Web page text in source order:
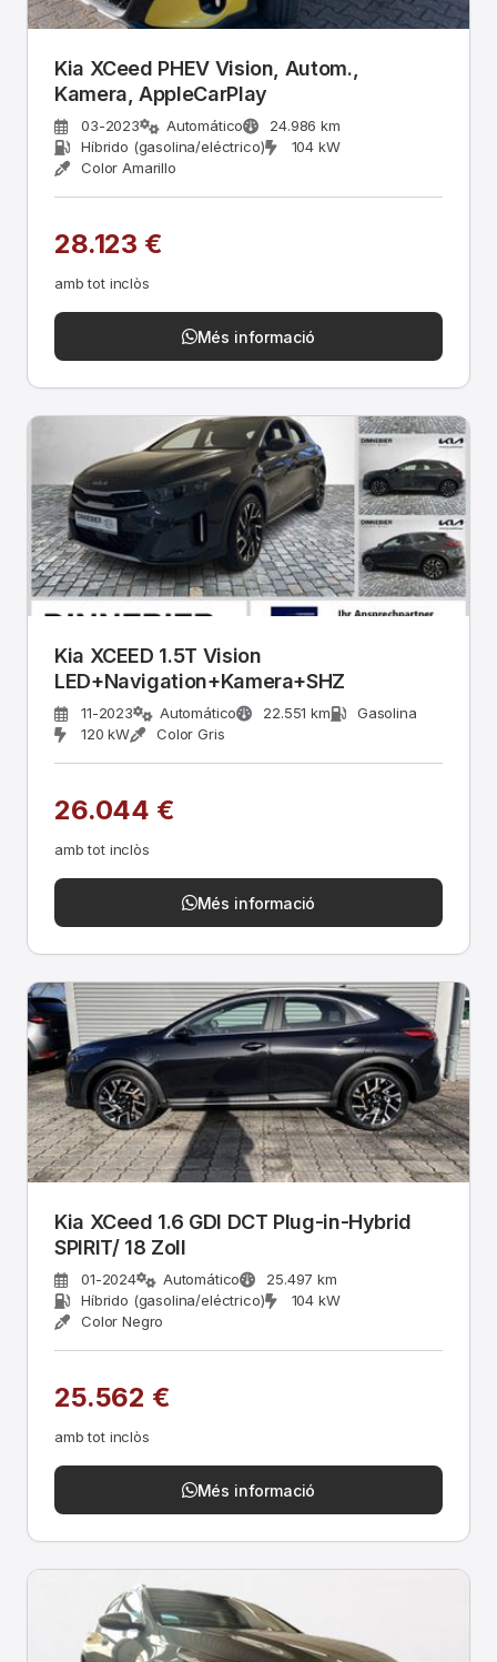
Kia XCeed PHEV Vision, Autom.,
Kamera, AppleCarPlay
03-2023 Automático
24.986 km
Híbrido (gasolina/eléctrico)
104 kW
Color Amarillo
28.123 €
amb tot inclòs
Més informació
Kia XCEED 1.5T Vision
LED+Navigation+Kamera+SHZ
11-2023 Automático 22.551 km
Gasolina
120 kW
Color Gris
26.044 €
amb tot inclòs
Més informació
Kia XCeed 1.6 GDI DCT Plug-in-Hybrid
SPIRIT/ 18 Zoll
01-2024 Automático
25.497 km
Híbrido (gasolina/eléctrico)
104 kW
Color Negro
25.562 €
amb tot inclòs
Més informació